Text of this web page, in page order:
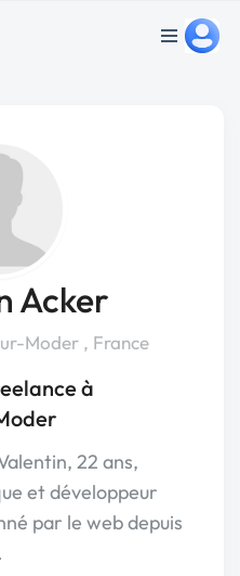
Acker
Moder , France
à
22 ans,
et développeur
par le web depuis